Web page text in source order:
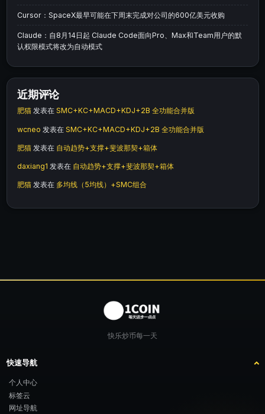
Cursor：SpaceX最早可能在下周末完成对公司的600亿美元收购
Claude：自8月14日起 Claude Code面向Pro、Max和Team用户的默
认权限模式将改为自动模式
近期评论
肥猫 发表在 SMC+KC+MACD+KDJ+2B 全功能合并版
wcneo 发表在 SMC+KC+MACD+KDJ+2B 全功能合并版
肥猫 发表在 自动趋势+支撑+斐波那契+箱体
daxiang1 发表在 自动趋势+支撑+斐波那契+箱体
肥猫 发表在 多均线（5均线）+SMC组合
快乐炒币每一天
快速导航
个人中心
标签云
网址导航